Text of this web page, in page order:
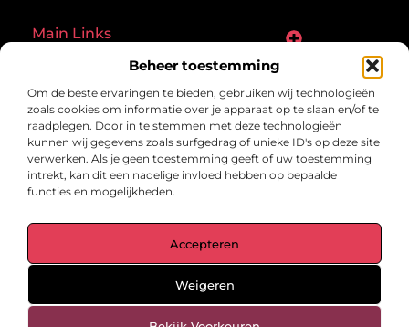
Beheer toestemming
Om de beste ervaringen te bieden, gebruiken wij technologieën
zoals cookies om informatie over je apparaat op te slaan en/of te
raadplegen. Door in te stemmen met deze technologieën
kunnen wij gegevens zoals surfgedrag of unieke ID's op deze site
verwerken. Als je geen toestemming geeft of uw toestemming
intrekt, kan dit een nadelige invloed hebben op bepaalde
functies en mogelijkheden.
Accepteren
Weigeren
Main Links
inspirerende verhalen.
Ontdek blogs en artikelen over alles wat het dagelijks leven boeiend
maakt.
@2025 All Right Reserved. Design bywww.gegrond.nl.